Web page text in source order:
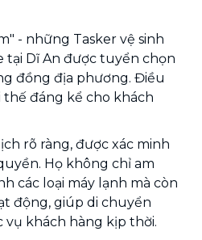
- những Tasker vệ sinh
tại Dĩ An được tuyển chọn
đồng địa phương. Điều
thế đáng kể cho khách
rõ ràng, được xác minh
Họ không chỉ am
các loại máy lạnh mà còn
động, giúp di chuyển
vụ khách hàng kịp thời.